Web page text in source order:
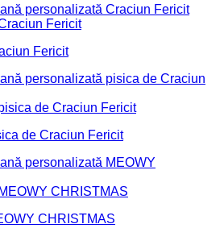
Fericit
de Craciun Fericit
CHRISTMAS